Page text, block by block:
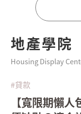
地產學院
Housing Display
#貸款
【寬限期懶